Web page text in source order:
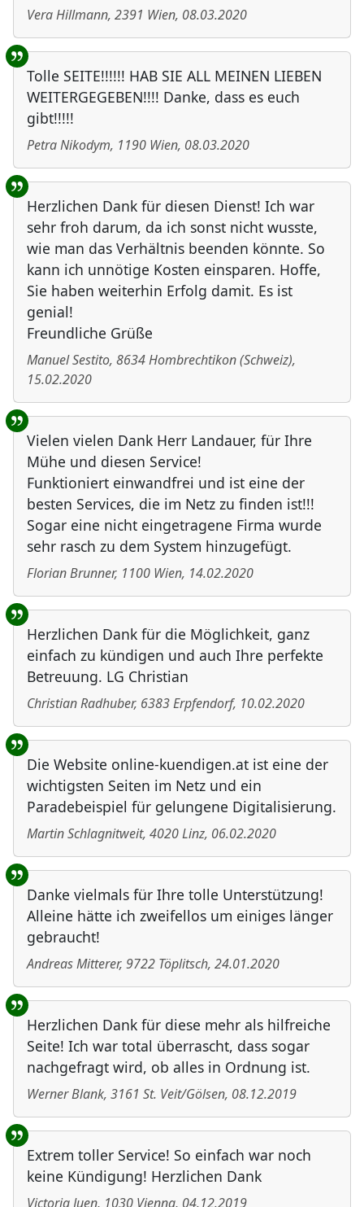
Vera Hillmann, 2391 Wien, 08.03.2020
Tolle SEITE!!!!!! HAB SIE ALL MEINEN LIEBEN
WEITERGEGEBEN!!!! Danke, dass es euch
gibt!!!!!
Petra Nikodym, 1190 Wien, 08.03.2020
Herzlichen Dank für diesen Dienst! Ich war
sehr froh darum, da ich sonst nicht wusste,
wie man das Verhältnis beenden könnte. So
kann ich unnötige Kosten einsparen. Hoffe,
Sie haben weiterhin Erfolg damit. Es ist
genial!
Freundliche Grüße
Manuel Sestito, 8634Hombrechtikon(Schweiz),
15.02.2020
Vielen vielen Dank Herr Landauer, für Ihre
Mühe und diesen Service!
Funktioniert einwandfrei und ist eine der
besten Services, die im Netz zu finden ist!!!
Sogar eine nicht eingetragene Firma wurde
sehr rasch zu dem System hinzugefügt.
Florian Brunner, 1100 Wien, 14.02.2020
Herzlichen Dank für die Möglichkeit, ganz
einfach zu kündigen und auch Ihre perfekte
Betreuung. LG Christian
Christian Radhuber, 6383Erpfendorf, 10.02.2020
Die Website online-kuendigen.at ist eine der
wichtigsten Seiten im Netz und ein
Paradebeispiel für gelungene Digitalisierung.
Martin Schlagnitweit, 4020Linz, 06.02.2020
Danke vielmals für Ihre tolle Unterstützung!
Alleine hätte ich zweifellos um einiges länger
gebraucht!
Andreas Mitterer, 9722 Töplitsch, 24.01.2020
Herzlichen Dank für diese mehr als hilfreiche
Seite! Ich war total überrascht, dass sogar
nachgefragt wird, ob alles in Ordnung ist.
Werner Blank, 3161 St. Veit/Gölsen, 08.12.2019
Extrem toller Service! So einfach war noch
keine Kündigung! Herzlichen Dank
Victoria Juen, 1030 Vienna, 04.12.2019